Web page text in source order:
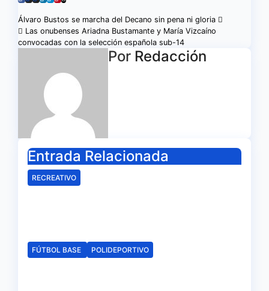
Navegación
de
entradas
Álvaro Bustos se marcha del Decano sin pena ni gloria
Las onubenses Ariadna Bustamante y María Vizcaíno
convocadas con la selección española sub-14
Por Redacción
Entrada Relacionada
RECREATIVO
FÚTBOL BASE POLIDEPORTIVO